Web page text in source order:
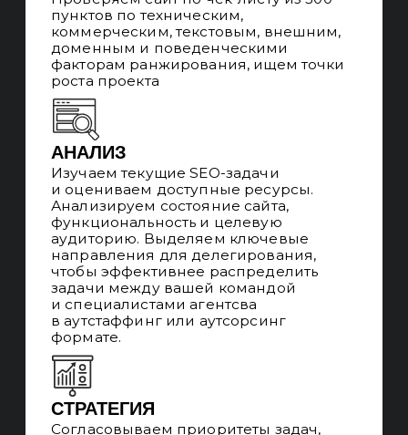
Средний LTV SEO-продвижения
в агентстве 15 месяцев, мы работаем
с бизнесом от идеи создания сайта
до ТОП-3 в поисковых системах,
достигаем рентабельности SEO-
продвижения
ДОЛГОСРОЧНОЕ
СОТРУДНИЧЕСТВО
Предлагаем решения и идеи в рамках
почасовой работы SEO-специалиста
для развития и продвижения сайта/
сети сайтов, анализируем спрос
и запускаем новые регионы/ниши
ПРОАКТИВНАЯ
ПОЗИЦИЯ